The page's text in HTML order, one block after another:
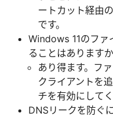
ートカット経由
です。
Windows 11のファ
ることはあります
あり得ます。フ
クライアントを
チを有効にしてく
DNSリークを防ぐ